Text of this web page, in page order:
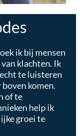
ik bij mensen
klachten. Ik
te luisteren
komen.
of te
help ik
groei te